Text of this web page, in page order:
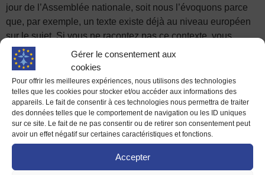
Gérer le consentement aux
cookies
Pour offrir les meilleures expériences, nous utilisons des technologies
telles que les cookies pour stocker et/ou accéder aux informations des
appareils. Le fait de consentir à ces technologies nous permettra de traiter
des données telles que le comportement de navigation ou les ID uniques
sur ce site. Le fait de ne pas consentir ou de retirer son consentement peut
avoir un effet négatif sur certaines caractéristiques et fonctions.
Accepter
jour de l’Assemblée nationale, soit nous l’évoquons parce
que, par exemple, un texte existe déjà au niveau européen
sur le sujet. Si vous ne racontez pas ce contexte, vous
passez potentiellement à coté du débat au moment où vous
en parlez. Cela peut affaiblir la valeur de l’information. C’est
d’ailleurs pour cette raison que nous avons appelé notre
média « Contexte ».
Est-ce cette même démarche d’approfondissement qui
vous a conduit à créer la rubrique « Pouvoirs » en
complément des rubriques sectorielles ?
C.F.